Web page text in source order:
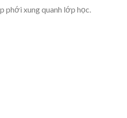
xung quanh lớp học.